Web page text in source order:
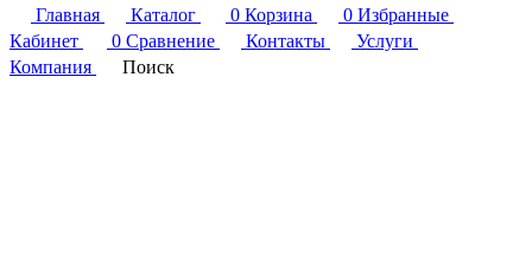
Главная
Каталог 0 Корзина 0 Избранные
Кабинет
0 Сравнение Контакты
Услуги
Компания
Поиск